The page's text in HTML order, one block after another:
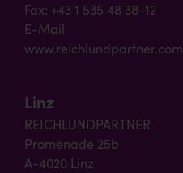
Fax: +43 1 535 48 38-12
E-Mail
www.reichlundpartner.com
Linz
REICHLUNDPARTNER
Promenade 25b
A-4020 Linz